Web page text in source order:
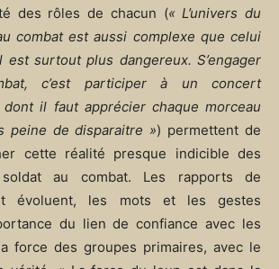
des rôles de chacun (« L’univers du
combat est aussi complexe que celui
surtout plus dangereux. S’engager
c’est participer à un concert
dont il faut apprécier chaque morceau
peine de disparaitre ») permettent de
cette réalité presque indicible des
au combat. Les rapports de
évoluent, les mots et les gestes
du lien de confiance avec les
force des groupes primaires, avec le